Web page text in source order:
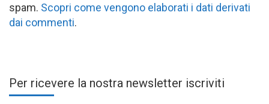
spam. Scopri come vengono elaborati i dati derivati
dai commenti.
Per ricevere la nostra newsletter iscriviti